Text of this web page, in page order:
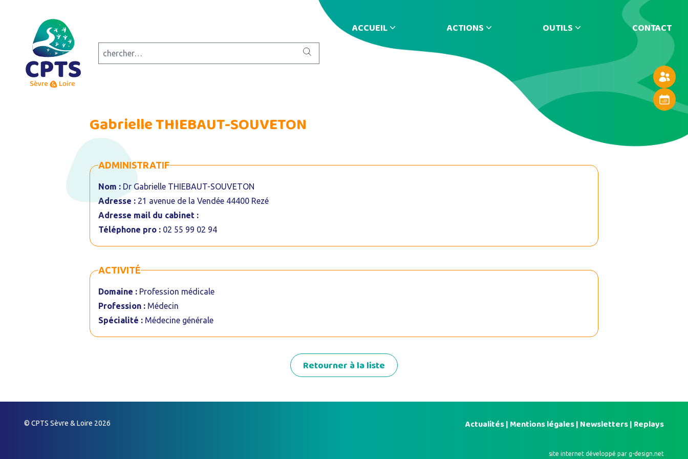
Annuaire
Agenda
ACCUEIL ACTIONS OUTILS CONTACT
Gabrielle THIEBAUT-SOUVETON
ADMINISTRATIF
Nom : Dr Gabrielle THIEBAUT-SOUVETON
Adresse : 21 avenue de la Vendée 44400 Rezé
Adresse mail du cabinet :
Téléphone pro : 02 55 99 02 94
ACTIVITÉ
Domaine : Profession médicale
Profession : Médecin
Spécialité : Médecine générale
Retourner à la liste
© CPTS Sèvre & Loire 2026 Actualités| Mentions légales| Newsletters| Replays
site internet développé par g-design.net